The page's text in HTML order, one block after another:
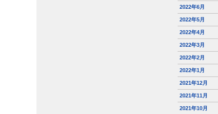
2022年6月
2022年5月
2022年4月
2022年3月
2022年2月
2022年1月
2021年12月
2021年11月
2021年10月